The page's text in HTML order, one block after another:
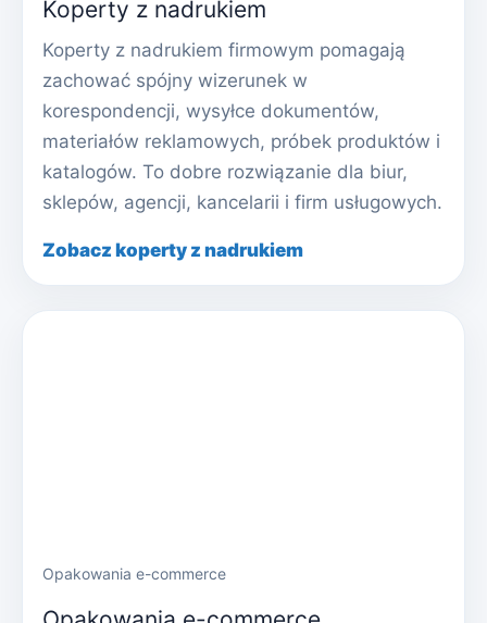
Koperty z nadrukiem
Koperty z nadrukiem firmowym pomagają
zachować spójny wizerunek w
korespondencji, wysyłce dokumentów,
materiałów reklamowych, próbek produktów i
katalogów. To dobre rozwiązanie dla biur,
sklepów, agencji, kancelarii i firm usługowych.
Zobacz koperty z nadrukiem
Opakowania e-commerce